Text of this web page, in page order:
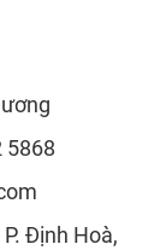
5868
Định Hoà,